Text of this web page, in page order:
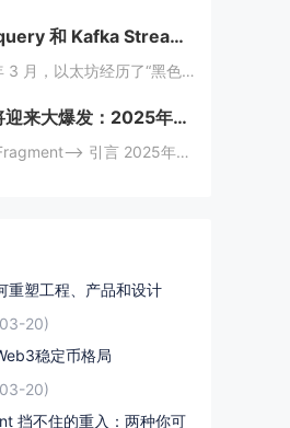
使用 Bitquery 和 Kafka Streams 分析加密支付
在2020 年 3 月，以太坊经历了“黑色星期四”崩盘，数以千计的 DeFi（去中心化金融）清算被同时触发，导致网络费用从 20 gwei 飙升至 200 gwei 以上。那些能够监控并对内存池数据做出反应的人幸存下来，而那些无法做到的人则...
DeFi即将迎来大爆发：2025年金融变革的背后逻辑与机会
<!--StartFragment--> 引言 2025年，去中心化金融（DeFi）可能迎来一个重要的爆发时期。根据近期的新闻热点，多个因素正在推动这一趋势的到来。首先，美国政府计划建立比特币战略储备，并配合发行ETF等债务...
重塑工程、产品和设计
20)
稳定币格局
20)
挡不住的重入：两种你可